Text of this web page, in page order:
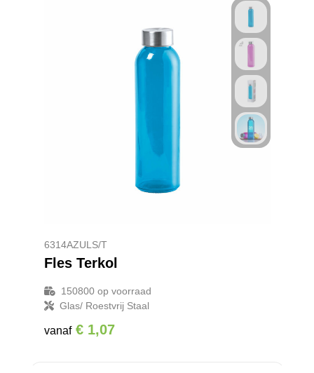
6314AZULS/T
Fles Terkol
150800op voorraad
Glas/ Roestvrij Staal
vanaf € 1,07